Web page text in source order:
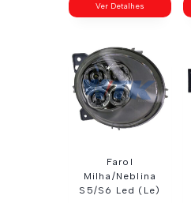
Ver Detalhes
Farol
Milha/Neblina
S5/S6 Led (Le)